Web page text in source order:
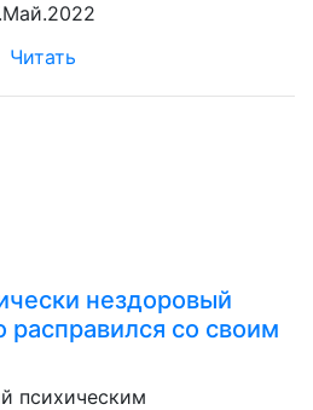
Читать
нездоровый
со своим
психическим